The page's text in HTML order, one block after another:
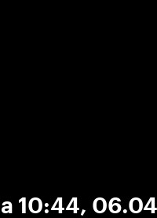
10:44,